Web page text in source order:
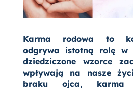
Karma rodowa to
odgrywa istotną rolę w
dziedziczone wzorce
wpływają na nasze
braku ojca, karma